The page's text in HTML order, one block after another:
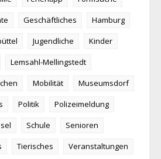
Geschäftliches
Hamburg
Jugendliche
Kinder
Lemsahl-Mellingstedt
Mobilität
Museumsdorf
Politik
Polizeimeldung
Schule
Senioren
Tierisches
Veranstaltungen